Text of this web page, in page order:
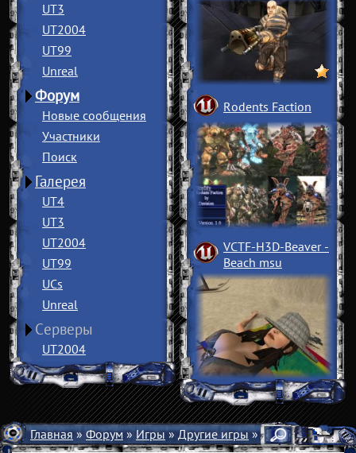
UT3
UT2004
UT99
Unreal
Форум
Новые сообщения
Участники
Поиск
Галерея
UT4
UT3
UT2004
UT99
UCs
Unreal
Серверы
UT2004
Rodents Faction
VCTF-H3D-Beaver ­
Beach msu
Главная»Форум»Игры»Другие игры» World of Tanks